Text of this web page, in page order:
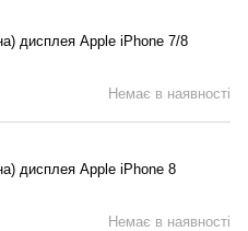
дисплея Apple iPhone 7/8
Немає в наявності
дисплея Apple iPhone 8
Немає в наявності